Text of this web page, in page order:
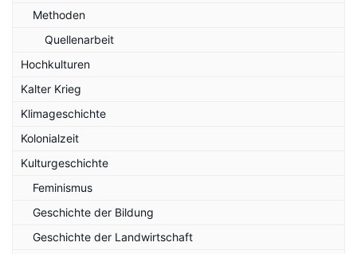
Methoden
Quellenarbeit
Hochkulturen
Kalter Krieg
Klimageschichte
Kolonialzeit
Kulturgeschichte
Feminismus
Geschichte der Bildung
Geschichte der Landwirtschaft